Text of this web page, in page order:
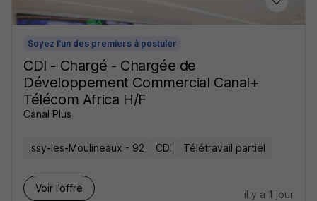
Soyez l'un des premiers à postuler
CDI - Chargé - Chargée de
Développement Commercial Canal+
Télécom Africa H/F
Canal Plus
Issy-les-Moulineaux - 92 CDI Télétravail partiel
Voir l’offre
il y a 1 jour